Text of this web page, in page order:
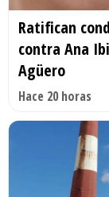
Ratifican
contra Ana
Agüero
Hace 20 horas